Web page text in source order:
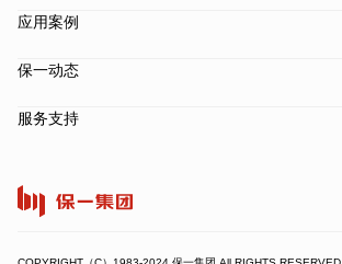
应用案例
保一动态
服务支持